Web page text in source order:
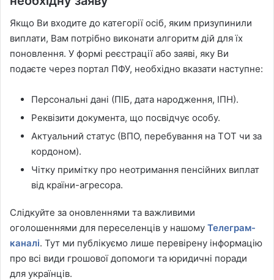
Якщо Ви входите до категорії осіб, яким призупинили
виплати, Вам потрібно виконати алгоритм дій для їх
поновлення. У формі реєстрації або заяві, яку Ви
подаєте через портал ПФУ, необхідно вказати наступне:
Персональні дані (ПІБ, дата народження, ІПН).
Реквізити документа, що посвідчує особу.
Актуальний статус (ВПО, перебування на ТОТ чи за
кордоном).
Чітку примітку про неотримання пенсійних виплат
від країни-агресора.
Слідкуйте за оновленнями та важливими
оголошеннями для переселенців у нашому Телеграм-
каналі. Тут ми публікуємо лише перевірену інформацію
про всі види грошової допомоги та юридичні поради
для українців.